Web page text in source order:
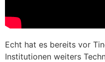
Echt hat es bereits vor
Institutionen weiters